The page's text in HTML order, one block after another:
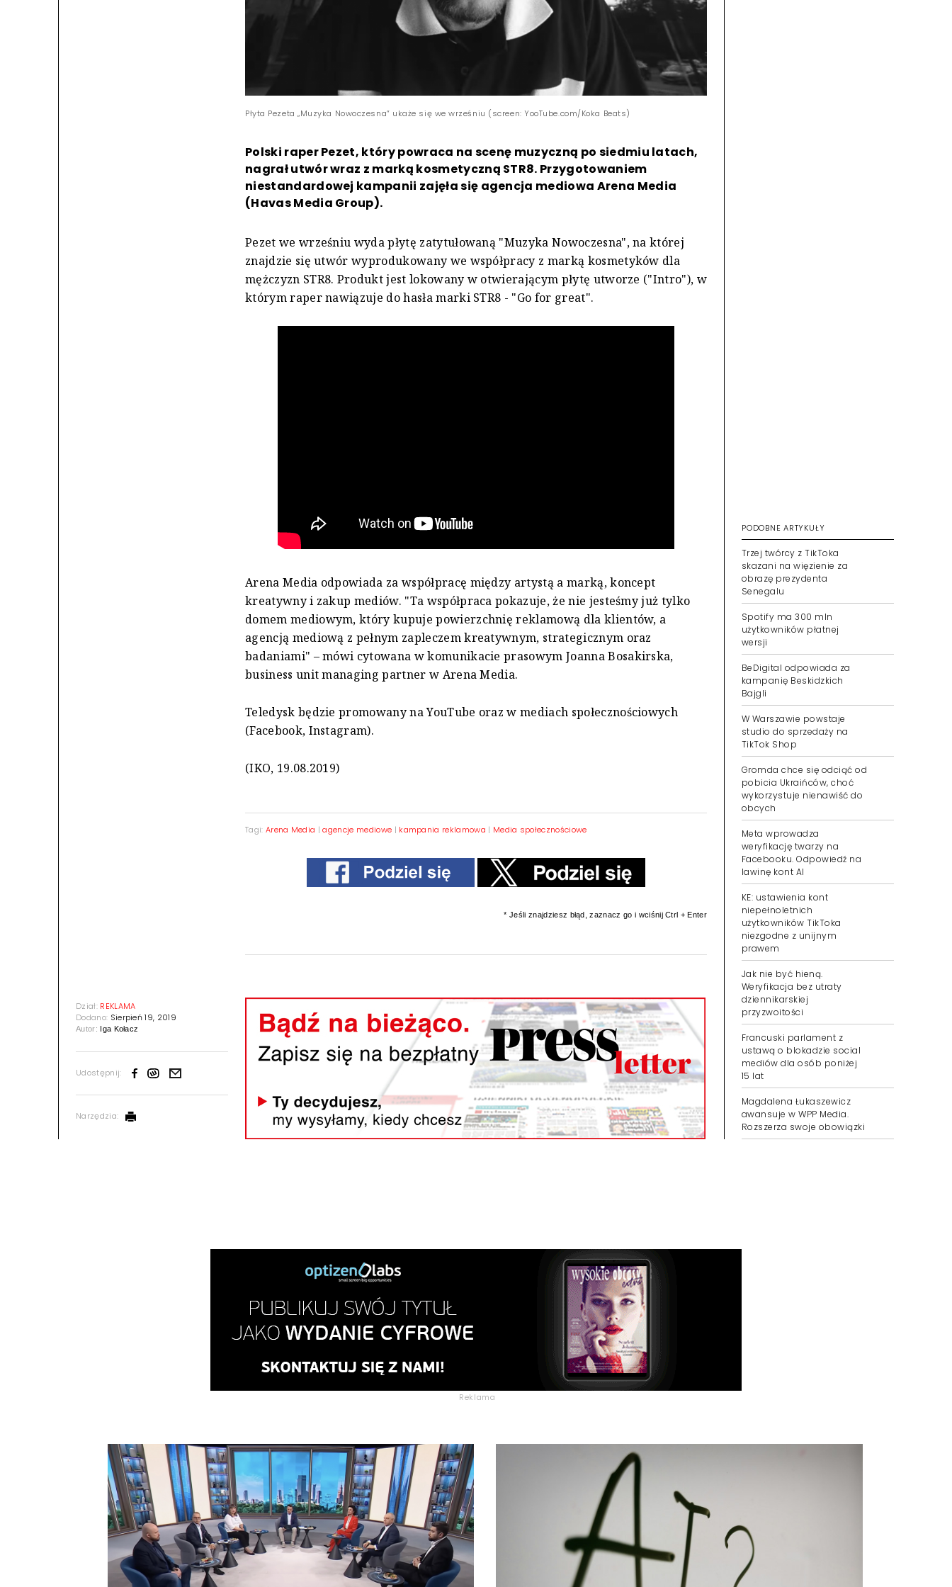
Dział: REKLAMA
Dodano: Sierpień 19, 2019
Autor: Iga Kołacz
Udostępnij:
Narzędzia:
Płyta Pezeta „Muzyka Nowoczesna” ukaże się we wrześniu (screen: YooTube.com/Koka Beats)
Polski raper Pezet, który powraca na scenę muzyczną po siedmiu latach,
nagrał utwór wraz z marką kosmetyczną STR8. Przygotowaniem
niestandardowej kampanii zajęła się agencja mediowa Arena Media
(Havas Media Group).
Pezet we wrześniu wyda płytę zatytułowaną "Muzyka Nowoczesna", na której
znajdzie się utwór wyprodukowany we współpracy z marką kosmetyków dla
mężczyzn STR8. Produkt jest lokowany w otwierającym płytę utworze ("Intro"), w
którym raper nawiązuje do hasła marki STR8 - "Go for great".
Arena Media odpowiada za współpracę między artystą a marką, koncept
kreatywny i zakup mediów. "Ta współpraca pokazuje, że nie jesteśmy już tylko
domem mediowym, który kupuje powierzchnię reklamową dla klientów, a
agencją mediową z pełnym zapleczem kreatywnym, strategicznym oraz
badaniami" – mówi cytowana w komunikacie prasowym Joanna Bosakirska,
business unit managing partner w Arena Media.
Teledysk będzie promowany na YouTube oraz w mediach społecznościowych
(Facebook, Instagram).
(IKO, 19.08.2019)
Tagi: Arena Media |agencje mediowe | kampania reklamowa | Media społecznościowe
* Jeśli znajdziesz błąd, zaznacz go i wciśnij Ctrl + Enter
PODOBNE ARTYKUŁY
Trzej twórcy z TikToka
skazani na więzienie za
obrazę prezydenta
Senegalu
Spotify ma 300 mln
użytkowników płatnej
wersji
BeDigital odpowiada za
kampanię Beskidzkich
Bajgli
W Warszawie powstaje
studio do sprzedaży na
TikTok Shop
Gromda chce się odciąć od
pobicia Ukraińców, choć
wykorzystuje nienawiść do
obcych
Meta wprowadza
weryfikację twarzy na
Facebooku. Odpowiedź na
lawinę kont AI
KE: ustawienia kont
niepełnoletnich
użytkowników TikToka
niezgodne z unijnym
prawem
Jak nie być hieną.
Weryfikacja bez utraty
dziennikarskiej
przyzwoitości
Francuski parlament z
ustawą o blokadzie social
mediów dla osób poniżej
15 lat
Magdalena Łukaszewicz
awansuje w WPP Media.
Rozszerza swoje obowiązki
Reklama